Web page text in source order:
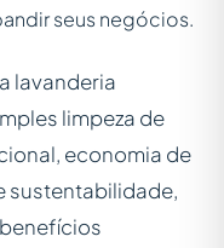
seus negócios.
lavanderia
limpeza de
economia de
sustentabilidade,